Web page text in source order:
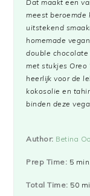
Dat maakt een
meest beroemde
uitstekend
homemade
double chocolate
met stukjes Oreo
heerlijk voor de
kokosolie en
binden deze
Author: Betina
Prep Time: 5
Total Time: 50